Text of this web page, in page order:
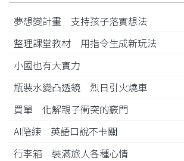
夢想變計畫 支持孩子落實想法
整理課堂教材 用指令生成新玩法
小國也有大實力
瓶裝水變凸透鏡 烈日引火燒車
買單 化解親子衝突的竅門
AI陪練 英語口說不卡關
行李箱 裝滿旅人各種心情